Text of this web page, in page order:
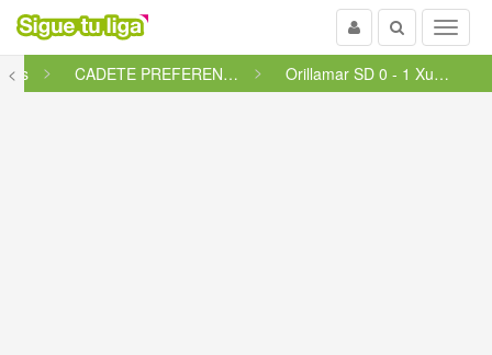
Menu
Buscar
Usuario
<
CADETE PREFERENTE FUTGAL - GRU... Orillamar SD 0 - 1 Xuv Oroso